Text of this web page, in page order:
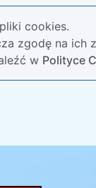
cookies.
zgodę na ich
w Polityce